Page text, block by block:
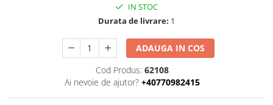
Sare si mixuri de sare
Dulceata si creme bio
Compoturi bio
IN STOC
Durata de livrare: 1
ADAUGA IN COS
Cod Produs: 62108
Ai nevoie de ajutor? +40770982415